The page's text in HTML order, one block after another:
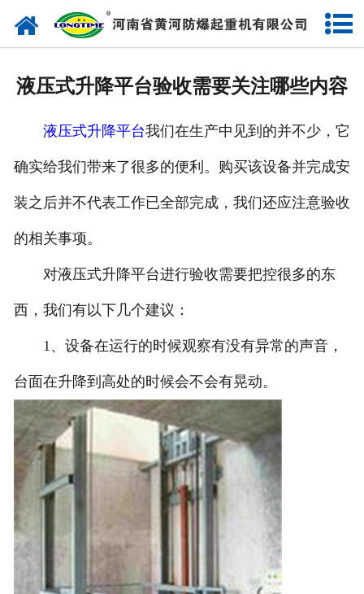
网站首页
联系我们
液压式升降平台验收需要关注哪些内容
液压式升降平台我们在生产中见到的并不少，它
确实给我们带来了很多的便利。购买该设备并完成安
装之后并不代表工作已全部完成，我们还应注意验收
的相关事项。
对液压式升降平台进行验收需要把控很多的东
西，我们有以下几个建议：
1、设备在运行的时候观察有没有异常的声音，
台面在升降到高处的时候会不会有晃动。